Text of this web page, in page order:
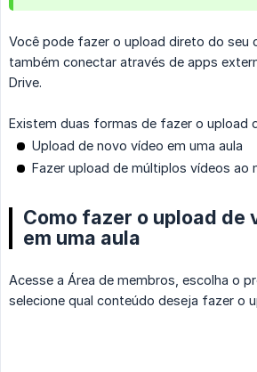
Você pode fazer o upload direto do seu
também conectar através de apps
Drive.
Existem duas formas de fazer o upload
Upload de novo vídeo em uma aula
Fazer upload de múltiplos vídeos ao
Como fazer o upload de
em uma aula
Acesse a Área de membros, escolha o
selecione qual conteúdo deseja fazer o